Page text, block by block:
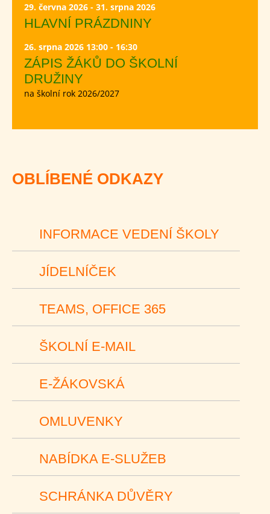
29. června 2026 - 31. srpna 2026
HLAVNÍ PRÁZDNINY
26. srpna 2026 13:00 - 16:30
ZÁPIS ŽÁKŮ DO ŠKOLNÍ
DRUŽINY
na školní rok 2026/2027
OBLÍBENÉ ODKAZY
INFORMACE VEDENÍ ŠKOLY
JÍDELNÍČEK
TEAMS, OFFICE 365
ŠKOLNÍ E-MAIL
E-ŽÁKOVSKÁ
OMLUVENKY
NABÍDKA E-SLUŽEB
SCHRÁNKA DŮVĚRY